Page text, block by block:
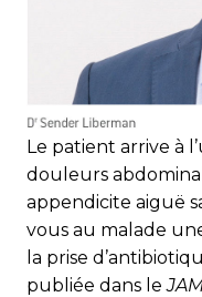
Le patient arrive à
douleurs
appendicite aiguë
vous au malade
la prise
publiée dans le